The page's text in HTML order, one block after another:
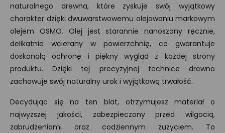
naturalnego drewna, które zyskuje swój wyjątkowy
charakter dzięki dwuwarstwowemu olejowaniu markowym
olejem OSMO. Olej jest starannie nanoszony ręcznie,
delikatnie wcierany w powierzchnię, co gwarantuje
doskonałą ochronę i piękny wygląd z każdej strony
produktu. Dzięki tej precyzyjnej technice drewno
zachowuje swój naturalny urok i wyjątkową trwałość.
Decydując się na ten blat, otrzymujesz materiał o
najwyższej jakości, zabezpieczony przed wilgocią,
zabrudzeniami oraz codziennym zużyciem. To